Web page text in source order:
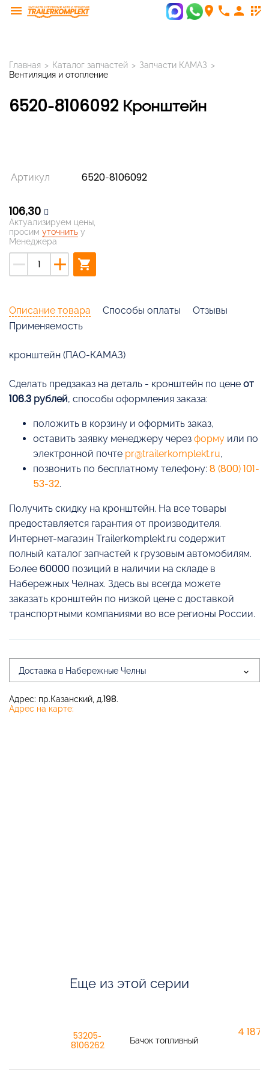
menu room phone person app_registration
Главная > Каталог запчастей > Запчасти КАМАЗ >
Вентиляция и отопление
6520-8106092 Кронштейн
Артикул 6520-8106092
106,30
Актуализируем цены,
просим уточнить у
Менеджера
remove add shopping_cart
Описание товара Способы оплаты
Отзывы
Применяемость
кронштейн (ПАО-КАМАЗ)
Cделать предзаказ на деталь - кронштейн по цене от
106.3 рублей, способы оформления заказа:
положить в корзину и оформить заказ,
оставить заявку менеджеру через форму или по
электронной почте pr@trailerkomplekt.ru,
позвонить по бесплатному телефону: 8 (800) 101-
53-32.
Получить скидку на кронштейн. На все товары
предоставляется гарантия от производителя.
Интернет-магазин Trailerkomplekt.ru содержит
полный каталог запчастей к грузовым автомобилям.
Более 60000 позиций в наличии на складе в
Набережных Челнах. Здесь вы всегда можете
заказать кронштейн по низкой цене с доставкой
транспортными компаниями во все регионы России.
Доставка в Набережные Челны
Адрес: пр.Казанский, д.198.
Адрес на карте:
Еще из этой серии
53205-
8106262
Бачок топливный
4